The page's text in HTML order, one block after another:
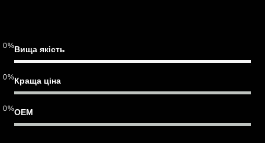
Вища якість
0%
Краща ціна
0%
OEM
0%